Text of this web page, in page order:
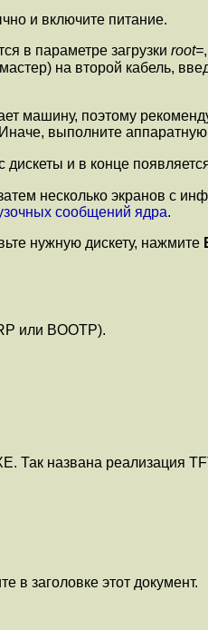
и включите питание.
в параметре загрузки root=
на второй кабель,
машину, поэтому
выполните аппаратную
дискеты и в конце
несколько экранов с
сообщений ядра.
нужную дискету, нажмите
или BOOTP).
Так названа реализация
в заголовке этот документ.